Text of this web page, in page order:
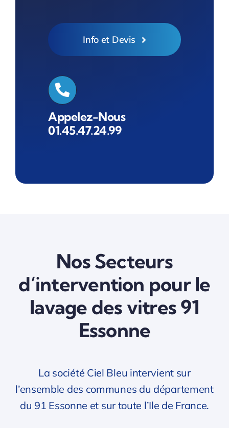
Info et Devis
Appelez-Nous
01.45.47.24.99
Nos Secteurs
d’intervention pour le
lavage des vitres 91
Essonne
La société Ciel Bleu intervient sur
l’ensemble des communes du département
du 91 Essonne et sur toute l’Ile de France.